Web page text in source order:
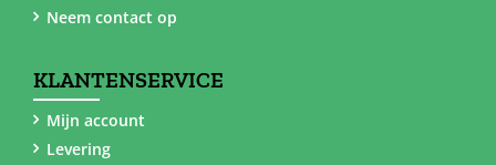
Neem contact op
KLANTENSERVICE
Mijn account
Levering